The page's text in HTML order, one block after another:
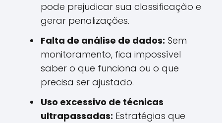
pode prejudicar sua classificação e
gerar penalizações.
Falta de análise de dados: Sem
monitoramento, fica impossível
saber o que funciona ou o que
precisa ser ajustado.
Uso excessivo de técnicas
ultrapassadas: Estratégias que